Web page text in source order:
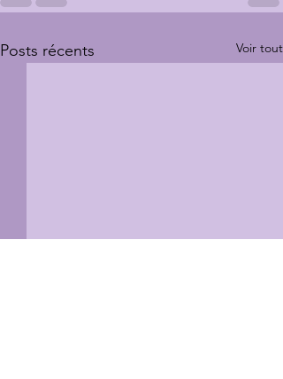
Posts récents Voir tout